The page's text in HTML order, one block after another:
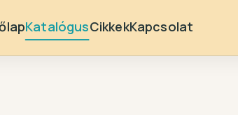
KatalógusCikkekKapcsolat